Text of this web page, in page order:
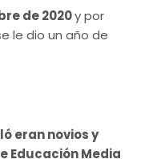
de 2020y por
le dio un año de
eran novios y
Educación Media